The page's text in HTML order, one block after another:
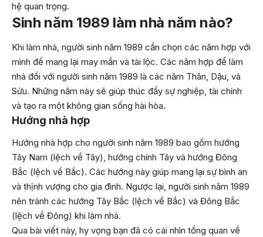
hệ quan trọng.
Sinh năm 1989 làm nhà năm nào?
Khi làm nhà, người sinh năm 1989 cần chọn các năm hợp với
mình để mang lại may mắn và tài lộc. Các năm hợp để làm
nhà đối với người sinh năm 1989 là các năm Thân, Dậu, và
Sửu. Những năm này sẽ giúp thúc đẩy sự nghiệp, tài chính
và tạo ra một không gian sống hài hòa.
Hướng nhà hợp
Hướng nhà hợp cho người sinh năm 1989 bao gồm hướng
Tây Nam (lệch về Tây), hướng chính Tây và hướng Đông
Bắc (lệch về Bắc). Các hướng này giúp mang lại sự bình an
và thịnh vượng cho gia đình. Ngược lại, người sinh năm 1989
nên tránh các hướng Tây Bắc (lệch về Bắc) và Đông Bắc
(lệch về Đông) khi làm nhà.
Qua bài viết này, hy vọng bạn đã có cái nhìn tổng quan về